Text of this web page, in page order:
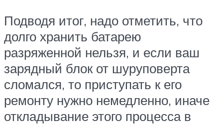
Подводя итог, надо отметить, что
долго хранить батарею
разряженной нельзя, и если ваш
зарядный блок от шуруповерта
сломался, то приступать к его
ремонту нужно немедленно, иначе
откладывание этого процесса в